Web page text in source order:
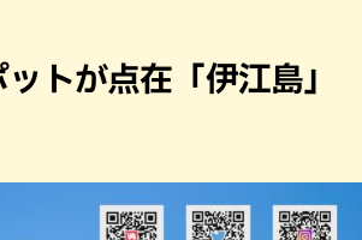
トが点在「伊江島」